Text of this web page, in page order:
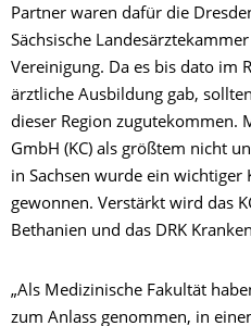
Partner waren dafür die
Sächsische
Vereinigung. Da es bis dato im
ärztliche Ausbildung gab,
dieser Region zugutekommen.
GmbH (KC) als größtem nicht
in Sachsen wurde ein
gewonnen. Verstärkt wird das
Bethanien und das DRK
„Als Medizinische Fakultät
zum Anlass genommen, in